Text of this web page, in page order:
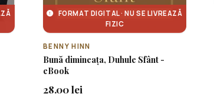
FORMAT DIGITAL · NU SE LIVREAZĂ
FIZIC
BENNY HINN
Bună dimineața, Duhule Sfânt -
eBook
28.00 lei